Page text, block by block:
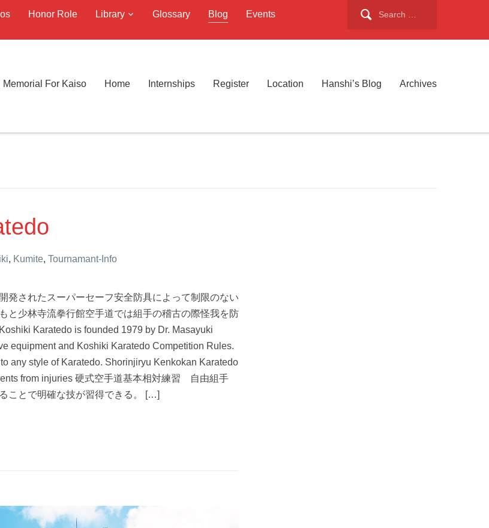
Search
Honor Role Library Glossary Blog
Events
Memorial For Kaiso Home Internships Register Location Hanshi’s Blog Archives
, Kumite, Tournamant-Info
されたスーパーセーフ安全防具によって制限のない
と少林寺流拳行館空手道では組手の稽古の際怪我を防
Karatedo is founded 1979 by Dr. Masayuki
equipment and Koshiki Karatedo Competition Rules.
any style of Karatedo. Shorinjiryu Kenkokan Karatedo
from injuries 硬式空手道基本相対練習 自由組手
ことで明確な技が習得できる。 […]